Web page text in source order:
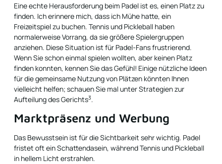
Eine echte Herausforderung beim Padel ist es, einen Platz zu
finden. Ich erinnere mich, dass ich Mühe hatte, ein
Freizeitspiel zu buchen. Tennis und Pickleball haben
normalerweise Vorrang, da sie größere Spielergruppen
anziehen. Diese Situation ist für Padel-Fans frustrierend.
Wenn Sie schon einmal spielen wollten, aber keinen Platz
finden konnten, kennen Sie das Gefühl! Einige nützliche Ideen
für die gemeinsame Nutzung von Plätzen könnten Ihnen
vielleicht helfen; schauen Sie mal unterStrategien zur
Aufteilung des Gerichts3.
Marktpräsenz und Werbung
Das Bewusstsein ist für die Sichtbarkeit sehr wichtig. Padel
fristet oft ein Schattendasein, während Tennis und Pickleball
in hellem Licht erstrahlen.